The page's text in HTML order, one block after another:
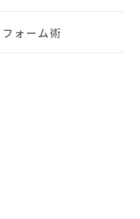
ォーム術